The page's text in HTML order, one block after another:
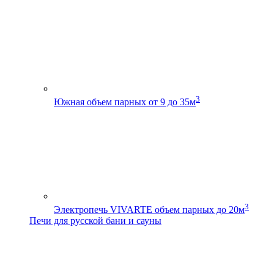
Южная объем парных от 9 до 35м3
Электропечь VIVARTE объем парных до 20м3
Печи для русской бани и сауны